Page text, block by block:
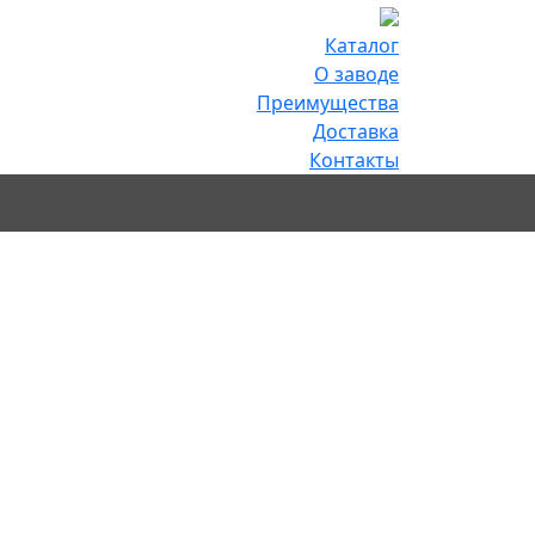
Каталог
О заводе
Преимущества
Доставка
Контакты